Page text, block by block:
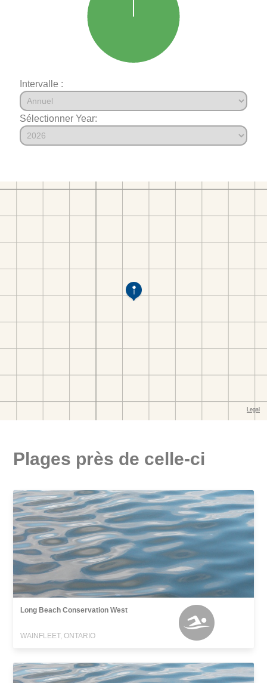
Intervalle :
Sélectionner Year:
Plages près de celle-ci
Long Beach Conservation West
WAINFLEET, ONTARIO